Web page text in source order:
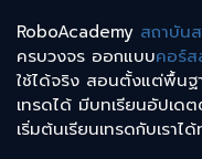
RoboAcademy สถาบัน
ครบวงจร ออกแบบคอร์ส
ใช้ได้จริง สอนตั้งแต่พื้นฐา
เทรดได้ มีบทเรียนอัปเด
เริ่มต้นเรียนเทรดกับเรา